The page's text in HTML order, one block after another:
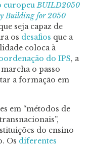
europeuBUILD2050
Building for 2050
seja capaz de
os desafios que a
coloca à
do IPS, a
o passo
a formação em
em “métodos de
do ensino
Os diferentes